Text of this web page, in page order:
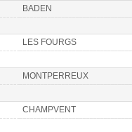
BADEN
LES FOURGS
MONTPERREUX
CHAMPVENT